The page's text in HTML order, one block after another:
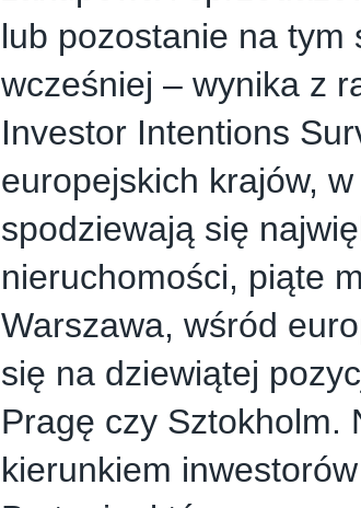
lub pozostanie na
wcześniej – wynika z
Investor Intentions
europejskich krajów,
spodziewają się
nieruchomości, piąte
Warszawa, wśród
się na dziewiątej
Pragę czy Sztokholm.
kierunkiem